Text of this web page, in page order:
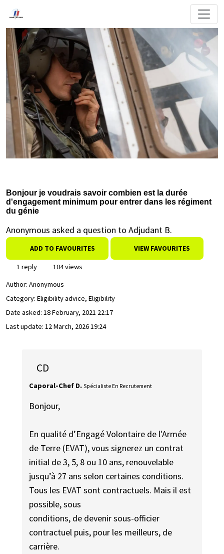
Bonjour je voudrais savoir combien est la durée
d'engagement minimum pour entrer dans les régiment
du génie
Anonymous asked a question to Adjudant B.
ADD TO FAVOURITES VIEW FAVOURITES
1 reply
104 views
Author: Anonymous
Category: Eligibility advice, Eligibility
Date asked: 18 February, 2021 22:17
Last update: 12 March, 2026 19:24
CD
Caporal-Chef D. Spécialiste En Recrutement
Bonjour,
En qualité d’Engagé Volontaire de l'Armée
de Terre (EVAT), vous signerez un contrat
initial de 3, 5, 8 ou 10 ans, renouvelable
jusqu’à 27 ans selon certaines conditions.
Tous les EVAT sont contractuels. Mais il est
possible, sous
conditions, de devenir sous-officier
contractuel puis, pour les meilleurs, de
carrière.